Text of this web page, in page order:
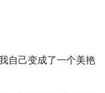
自己变成了一个美艳